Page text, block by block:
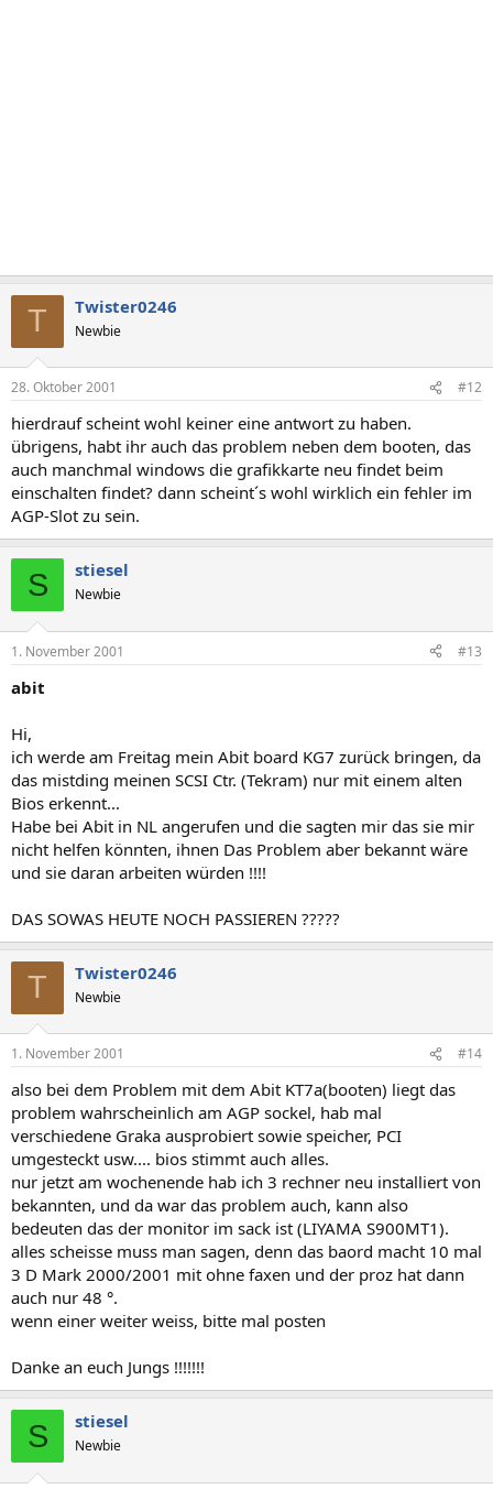
T Twister0246
Newbie
28. Oktober 2001 #12
hierdrauf scheint wohl keiner eine antwort zu haben.
übrigens, habt ihr auch das problem neben dem booten, das
auch manchmal windows die grafikkarte neu findet beim
einschalten findet? dann scheint´s wohl wirklich ein fehler im
AGP-Slot zu sein.
S stiesel
Newbie
1. November 2001 #13
abit
Hi,
ich werde am Freitag mein Abit board KG7 zurück bringen, da
das mistding meinen SCSI Ctr. (Tekram) nur mit einem alten
Bios erkennt...
Habe bei Abit in NL angerufen und die sagten mir das sie mir
nicht helfen könnten, ihnen Das Problem aber bekannt wäre
und sie daran arbeiten würden !!!!
DAS SOWAS HEUTE NOCH PASSIEREN ?????
T Twister0246
Newbie
1. November 2001 #14
also bei dem Problem mit dem Abit KT7a(booten) liegt das
problem wahrscheinlich am AGP sockel, hab mal
verschiedene Graka ausprobiert sowie speicher, PCI
umgesteckt usw.... bios stimmt auch alles.
nur jetzt am wochenende hab ich 3 rechner neu installiert von
bekannten, und da war das problem auch, kann also
bedeuten das der monitor im sack ist (LIYAMA S900MT1).
alles scheisse muss man sagen, denn das baord macht 10 mal
3 D Mark 2000/2001 mit ohne faxen und der proz hat dann
auch nur 48 °.
wenn einer weiter weiss, bitte mal posten
Danke an euch Jungs !!!!!!!
S stiesel
Newbie